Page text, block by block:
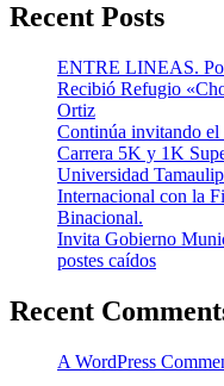
Recent Posts
ENTRE LINEAS.
Recibió Refugio
Ortiz
Continúa invitando el
Carrera 5K y 1K
Universidad
Internacional con la
Binacional.
Invita Gobierno
postes caídos
Recent
A WordPress